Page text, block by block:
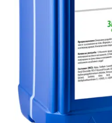
Mufe si conectori irigare
Programatoare stropire
Termometre Meteo
Umbrele si pavilioane gradina
Unelte gradinarit
Solutii pentru suprafetele din
Solutii profesionale pentru
Solutii professionale pentru
spalatorii auto